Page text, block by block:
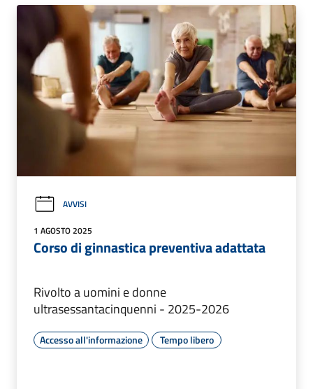
AVVISI
1 AGOSTO 2025
Corso di ginnastica preventiva adattata
Rivolto a uomini e donne
ultrasessantacinquenni - 2025-2026
Accesso all'informazione Tempo libero